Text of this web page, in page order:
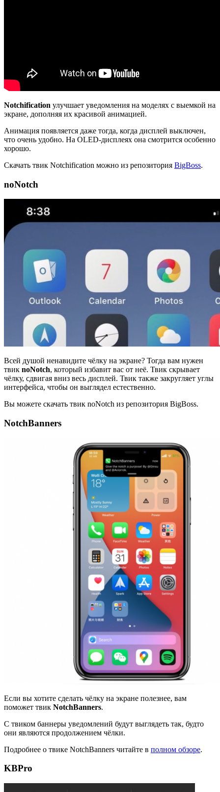
Notchification улучшает уведомления на моделях с выемкой на
экране, дополняя их красивой анимацией.
Анимация появляется даже тогда, когда дисплей выключен,
что очень удобно. На OLED-дисплеях она смотрится особенно
хорошо.
Скачать твик Notchification можно из репозитория BigBoss.
noNotch
Всей душой ненавидите чёлку на экране? Тогда вам нужен
твик noNotch, который избавит вас от неё. Твик скрывает
чёлку, сдвигая вниз весь дисплей. Твик также закругляет углы
интерфейса, чтобы он выглядел естественно.
Вы можете скачать твик noNotch из репозитория BigBoss.
NotchBanners
Если вы хотите сделать чёлку на экране полезнее, вам
поможет твик NotchBanners.
С твиком баннеры уведомлений будут выглядеть так, будто
они являются продолжением чёлки.
Подробнее о твике NotchBanners читайте в полном обзоре.
KBPro